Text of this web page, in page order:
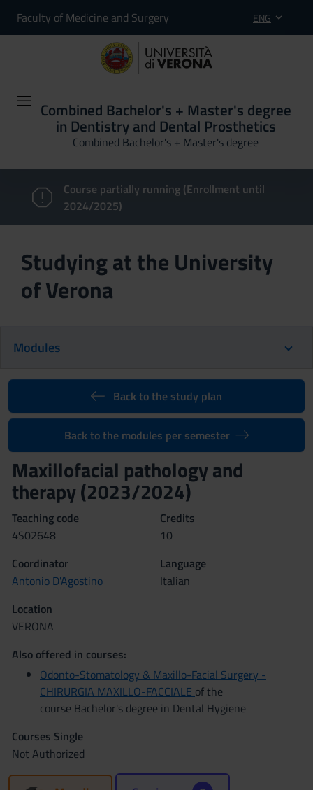
Faculty of Medicine and Surgery ENG
Combined Bachelor's + Master's degree
in Dentistry and Dental Prosthetics
Combined Bachelor's + Master's degree
Course partially running (Enrollment until
2024/2025)
Studying at the University
of Verona
Modules
Back to the study plan
Back to the modules per semester
Maxillofacial pathology and
therapy (2023/2024)
Teaching code
4S02648
Credits
10
Coordinator
Antonio D'Agostino
Language
Italian
Location
VERONA
Also offered in courses:
Odonto-Stomatology & Maxillo-Facial Surgery -
CHIRURGIA MAXILLO-FACCIALE of the
course Bachelor's degree in Dental Hygiene
Courses Single
Not Authorized